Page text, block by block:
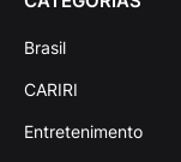
Brasil
CARIRI
Entretenimento